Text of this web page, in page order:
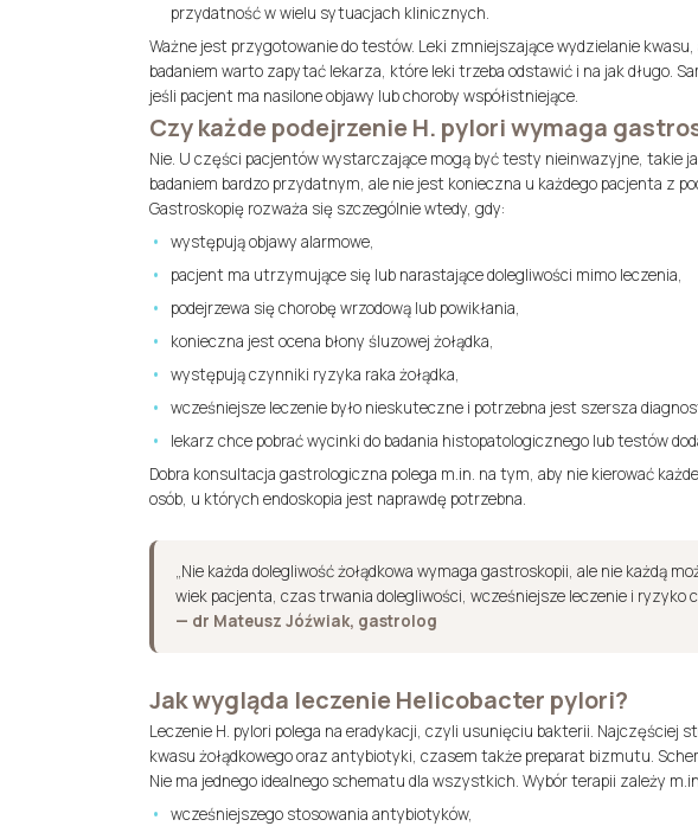
przydatność w wielu sytuacjach klinicznych.
Ważne jest przygotowanie do testów. Leki zmniejszające wydzielanie
badaniem warto zapytać lekarza, które leki trzeba odstawić i na jak długo.
jeśli pacjent ma nasilone objawy lub choroby współistniejące.
Czy każde podejrzenie H. pylori wymaga
Nie. U części pacjentów wystarczające mogą być testy nieinwazyjne, takie
badaniem bardzo przydatnym, ale nie jest konieczna u każdego pacjenta z
Gastroskopię rozważa się szczególnie wtedy, gdy:
występują objawy alarmowe,
pacjent ma utrzymujące się lub narastające dolegliwości mimo leczenia,
podejrzewa się chorobę wrzodową lub powikłania,
konieczna jest ocena błony śluzowej żołądka,
występują czynniki ryzyka raka żołądka,
wcześniejsze leczenie było nieskuteczne i potrzebna jest szersza
lekarz chce pobrać wycinki do badania histopatologicznego lub testów
Dobra konsultacja gastrologiczna polega m.in. na tym, aby nie kierować
osób, u których endoskopia jest naprawdę potrzebna.
„Nie każda dolegliwość żołądkowa wymaga gastroskopii, ale nie każdą
wiek pacjenta, czas trwania dolegliwości, wcześniejsze leczenie i ryzyko
— dr Mateusz Jóźwiak, gastrolog
Jak wygląda leczenie Helicobacter pylori?
Leczenie H. pylori polega na eradykacji, czyli usunięciu bakterii.
kwasu żołądkowego oraz antybiotyki, czasem także preparat bizmutu.
Nie ma jednego idealnego schematu dla wszystkich. Wybór terapii zależy
wcześniejszego stosowania antybiotyków,